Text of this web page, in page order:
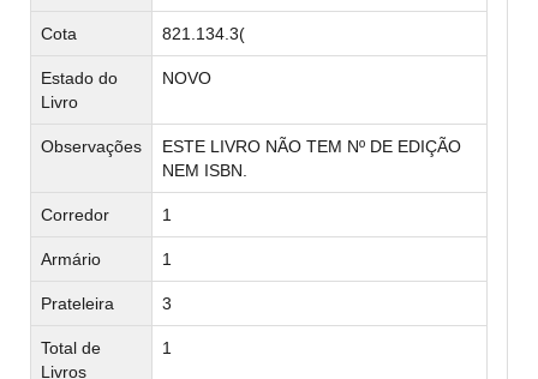
Cota 821.134.3(
Estado do
Livro
NOVO
Observações
ESTE LIVRO NÃO TEM Nº DE EDIÇÃO
NEM ISBN.
Corredor 1
Armário 1
Prateleira 3
Total de
Livros
1